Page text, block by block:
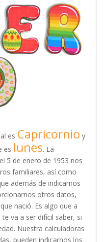
es Capricornio y
es lunes. La
5 de enero de 1953 nos
familiares, así como
además de indicarnos
otros datos,
nació. Es algo que a
va a ser difícil saber, si
Nuestra calculadoras
pueden indicarnos los